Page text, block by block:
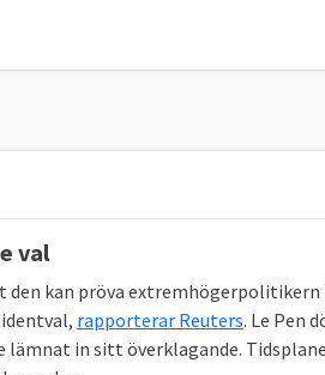
val
kan pröva extremhögerpolitikern
rapporterar Reuters. Le Pen
in sitt överklagande.